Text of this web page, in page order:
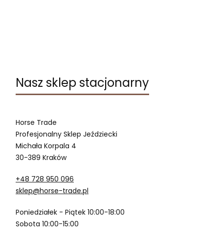
Nasz sklep stacjonarny
Horse Trade
Profesjonalny Sklep Jeździecki
Michała Korpala 4
30-389 Kraków
+48 728 950 096
sklep@horse-trade.pl
Poniedziałek - Piątek 10:00-18:00
Sobota 10:00-15:00